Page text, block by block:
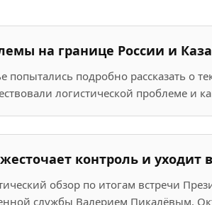
на границе России и
попытались подробно рассказать о
логистической проблеме и
контроль и
обзор по итогам встречи
службы Валерием Пикалёвым.